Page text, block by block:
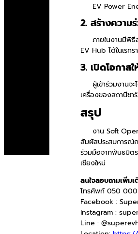
EV Power
2. สร้างควา
ภายในงานมีพิธีล
EV Hub ได้ในเรท
3. เปิดโอกาส
ผู้เข้าร่วมงานจะ
เครื่องของสถานีชา
สรุป
งาน Soft
สัมผัสประสบการณ์
ร่วมมือจากพันธมิต
เชียงใหม่
สนใจสอบถามเพิ่มเ
โทรศัพท์ 050
Facebook :
Instagram :
Line :